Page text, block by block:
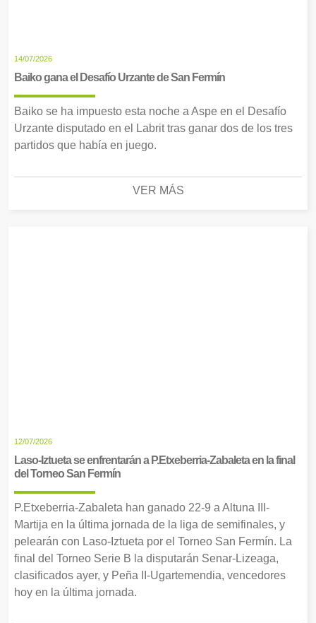
14/07/2026
Baiko gana el Desafío Urzante de San Fermín
Baiko se ha impuesto esta noche a Aspe en el Desafío
Urzante disputado en el Labrit tras ganar dos de los tres
partidos que había en juego.
VER MÁS
12/07/2026
Laso-Iztueta se enfrentarán a P.Etxeberria-Zabaleta en la final
del Torneo San Fermín
P.Etxeberria-Zabaleta han ganado 22-9 a Altuna III-
Martija en la última jornada de la liga de semifinales, y
pelearán con Laso-Iztueta por el Torneo San Fermín. La
final del Torneo Serie B la disputarán Senar-Lizeaga,
clasificados ayer, y Peña II-Ugartemendia, vencedores
hoy en la última jornada.